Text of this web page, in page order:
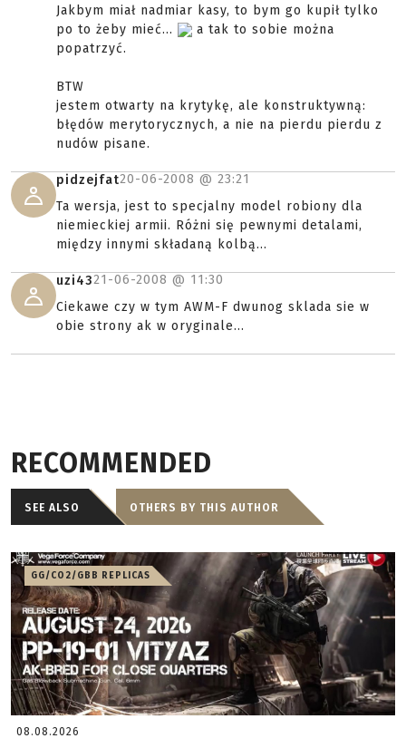
Jakbym miał nadmiar kasy, to bym go kupił tylko
po to żeby mieć...
a tak to sobie można
popatrzyć.
BTW
jestem otwarty na krytykę, ale konstruktywną:
błędów merytorycznych, a nie na pierdu pierdu z
nudów pisane.
pidzejfat20-06-2008 @ 23:21
Ta wersja, jest to specjalny model robiony dla
niemieckiej armii. Różni się pewnymi detalami,
między innymi składaną kolbą...
uzi4321-06-2008 @ 11:30
Ciekawe czy w tym AWM-F dwunog sklada sie w
obie strony ak w oryginale...
RECOMMENDED
SEE ALSO OTHERS BY THIS AUTHOR
GG/CO2/GBB REPLICAS
08.08.2026